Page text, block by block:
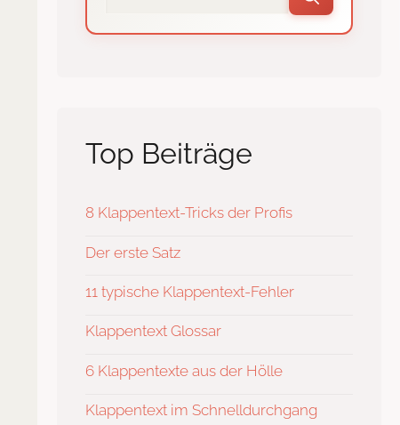
Top Beiträge
8 Klappentext-Tricks der Profis
Der erste Satz
11 typische Klappentext-Fehler
Klappentext Glossar
6 Klappentexte aus der Hölle
Klappentext im Schnelldurchgang